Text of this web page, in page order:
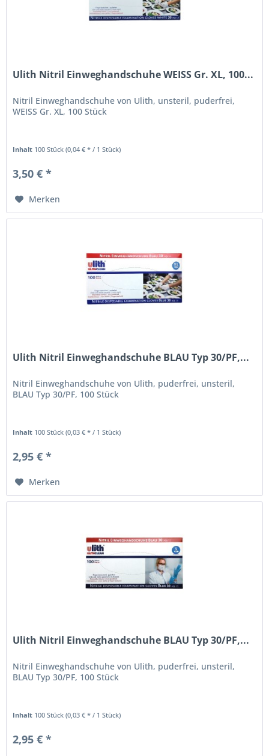
Ulith Nitril Einweghandschuhe WEISS Gr. XL, 100...
Nitril Einweghandschuhe von Ulith, unsteril, puderfrei,
WEISS Gr. XL, 100 Stück
Inhalt 100 Stück(0,04 € * / 1 Stück)
3,50 € *
Merken
Ulith Nitril Einweghandschuhe BLAU Typ 30/PF,...
Nitril Einweghandschuhe von Ulith, puderfrei, unsteril,
BLAU Typ 30/PF, 100 Stück
Inhalt 100 Stück(0,03 € * / 1 Stück)
2,95 € *
Merken
Ulith Nitril Einweghandschuhe BLAU Typ 30/PF,...
Nitril Einweghandschuhe von Ulith, puderfrei, unsteril,
BLAU Typ 30/PF, 100 Stück
Inhalt 100 Stück(0,03 € * / 1 Stück)
2,95 € *